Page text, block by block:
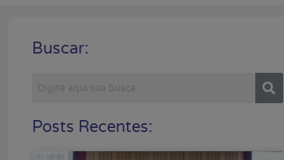
Buscar:
Posts Recentes: